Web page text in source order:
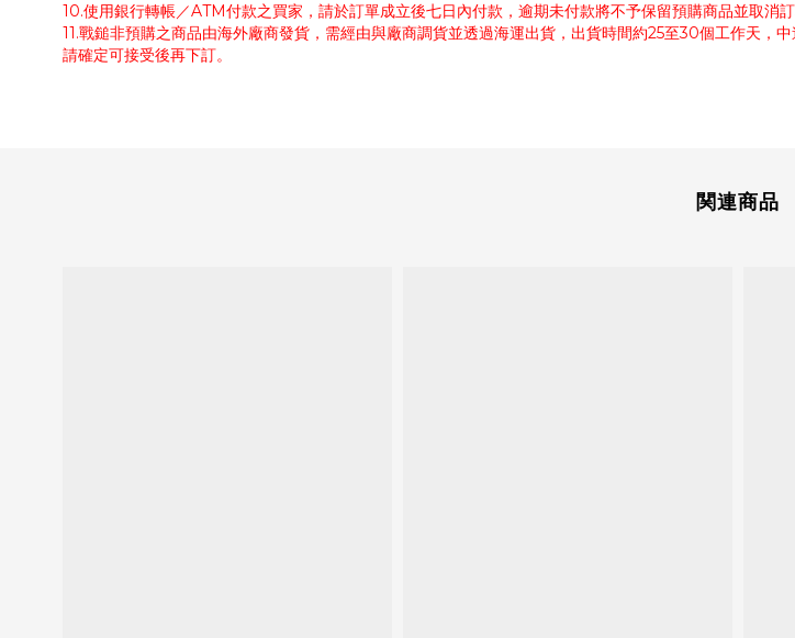
10.使用銀行轉帳／ATM付款之買家，請於訂單成立後七日內付款，逾期未付款將不予保留預購商品並取消訂
11.戰鎚非預購之商品由海外廠商發貨，需經由與廠商調貨並透過海運出貨，出貨時間約25至30個工作天，
請確定可接受後再下訂。
関連商品